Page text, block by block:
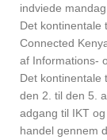
indviede
Det kontinentale
Connected
af Informations-
Det kontinentale
den 2. til den 5.
adgang til IKT
handel gennem